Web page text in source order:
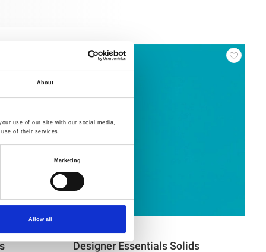
About
use of our site with our social media,
of their services.
Marketing
Allow all
Varenr.: 8204-024
Designer Essentials Solids